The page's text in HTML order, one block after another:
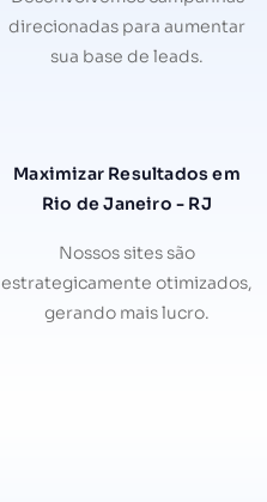
direcionadas para aumentar
sua base de leads.
Maximizar Resultados em
Rio de Janeiro - RJ
Nossos sites são
estrategicamente otimizados,
gerando mais lucro.